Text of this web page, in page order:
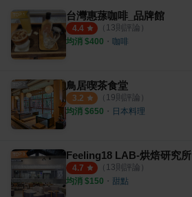
台灣惠蓀咖啡_品牌館
4.4 （ 13則評論）
均消 $400 ・ 咖啡
鳥居喫茶食堂
3.2 （ 19則評論）
均消 $650 ・ 日本料理
Feeling18 LAB-烘焙研究所
4.7 （ 13則評論）
均消 $150 ・ 甜點